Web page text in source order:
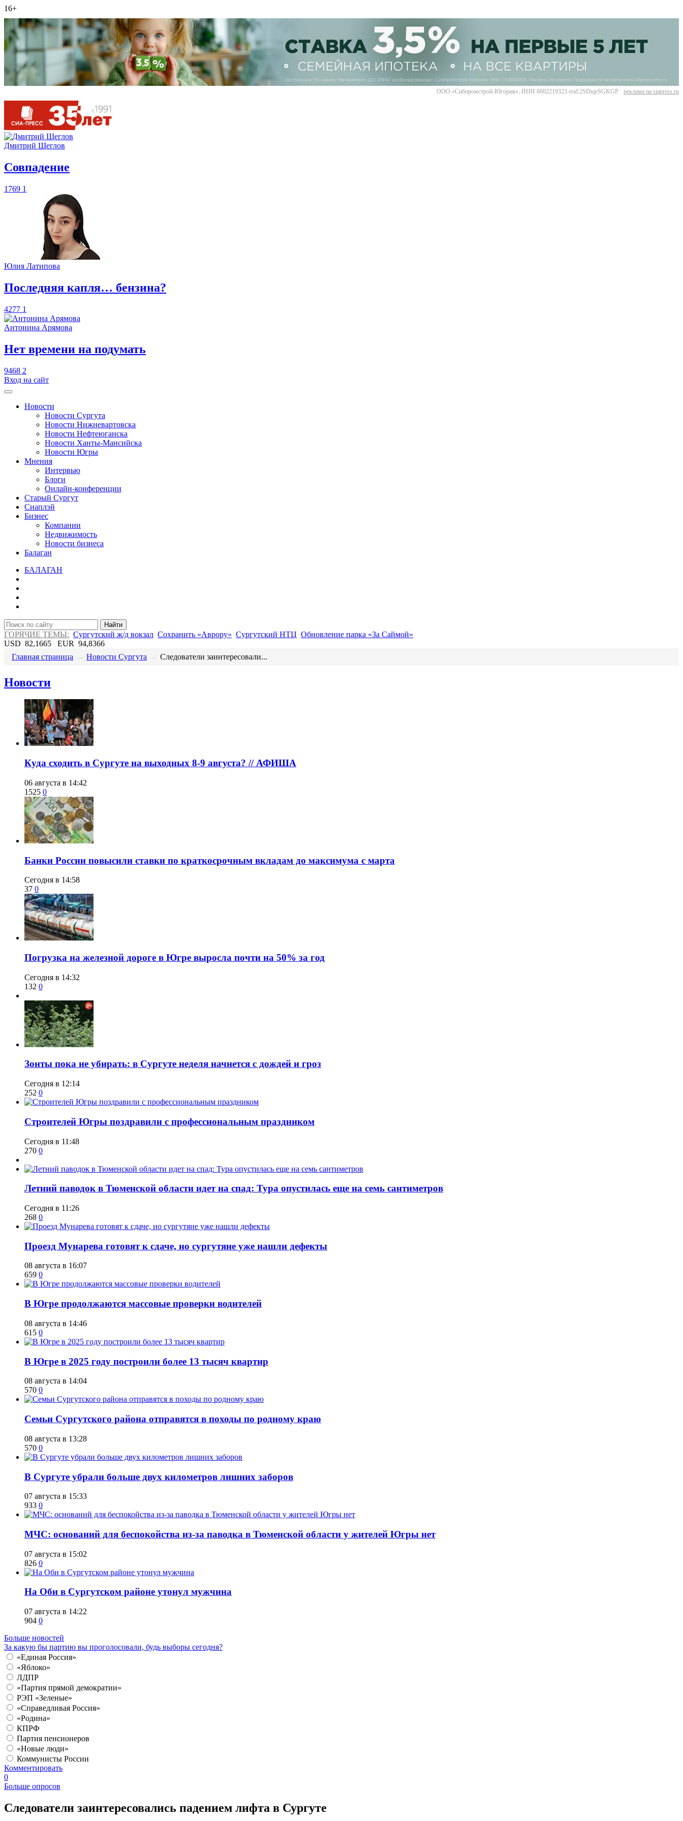
16+
ООО «Сибпромстрой-Югория», ИНН 8602219323 erid:2SDnjeSGKGP реклама на siapress.ru
Дмитрий Щеглов
​Совпадение
1769 1
Юлия Латипова
​Последняя капля… бензина?
4277 1
Антонина Арямова
​Нет времени на подумать
9468 2
Вход на сайт
Новости
Новости Сургута
Новости Нижневартовска
Новости Нефтеюганска
Новости Ханты-Мансийска
Новости Югры
Мнения
Интервью
Блоги
Онлайн-конференции
Старый Сургут
Сиаплэй
Бизнес
Компании
Недвижимость
Новости бизнеса
Балаган
БАЛАГАН
Найти
ГОРЯЧИЕ ТЕМЫ: Сургутский ж/д вокзал Сохранить «Аврору» Сургутский НТЦ Обновление парка «За Саймой»
USD 82,1665 EUR 94,8366
Главная страница → Новости Сургута → Следователи заинтересовали...
Новости
​Куда сходить в Сургуте на выходных 8-9 августа? // АФИША
06 августа в 14:42
1525 0
​Банки России повысили ставки по краткосрочным вкладам до максимума с марта
Сегодня в 14:58
37 0
​Погрузка на железной дороге в Югре выросла почти на 50% за год
Сегодня в 14:32
132 0
​Зонты пока не убирать: в Сургуте неделя начнется с дождей и гроз
Сегодня в 12:14
252 0
​Строителей Югры поздравили с профессиональным праздником
Сегодня в 11:48
270 0
​Летний паводок в Тюменской области идет на спад: Тура опустилась еще на семь сантиметров
Сегодня в 11:26
268 0
​Проезд Мунарева готовят к сдаче, но сургутяне уже нашли дефекты
08 августа в 16:07
659 0
​В Югре продолжаются массовые проверки водителей
08 августа в 14:46
615 0
​В Югре в 2025 году построили более 13 тысяч квартир
08 августа в 14:04
570 0
​Семьи Сургутского района отправятся в походы по родному краю
08 августа в 13:28
570 0
​В Сургуте убрали больше двух километров лишних заборов
07 августа в 15:33
933 0
​МЧС: оснований для беспокойства из-за паводка в Тюменской области у жителей Югры нет
07 августа в 15:02
826 0
​На Оби в Сургутском районе утонул мужчина
07 августа в 14:22
904 0
Больше новостей
За какую бы партию вы проголосовали, будь выборы сегодня?
«Единая Россия»
«Яблоко»
ЛДПР
«Партия прямой демократии»
РЭП «Зеленые»
«Справедливая Россия»
«Родина»
КПРФ
Партия пенсионеров
«Новые люди»
Коммунисты России
Комментировать
0
Больше опросов
Следователи заинтересовались падением лифта в Сургуте